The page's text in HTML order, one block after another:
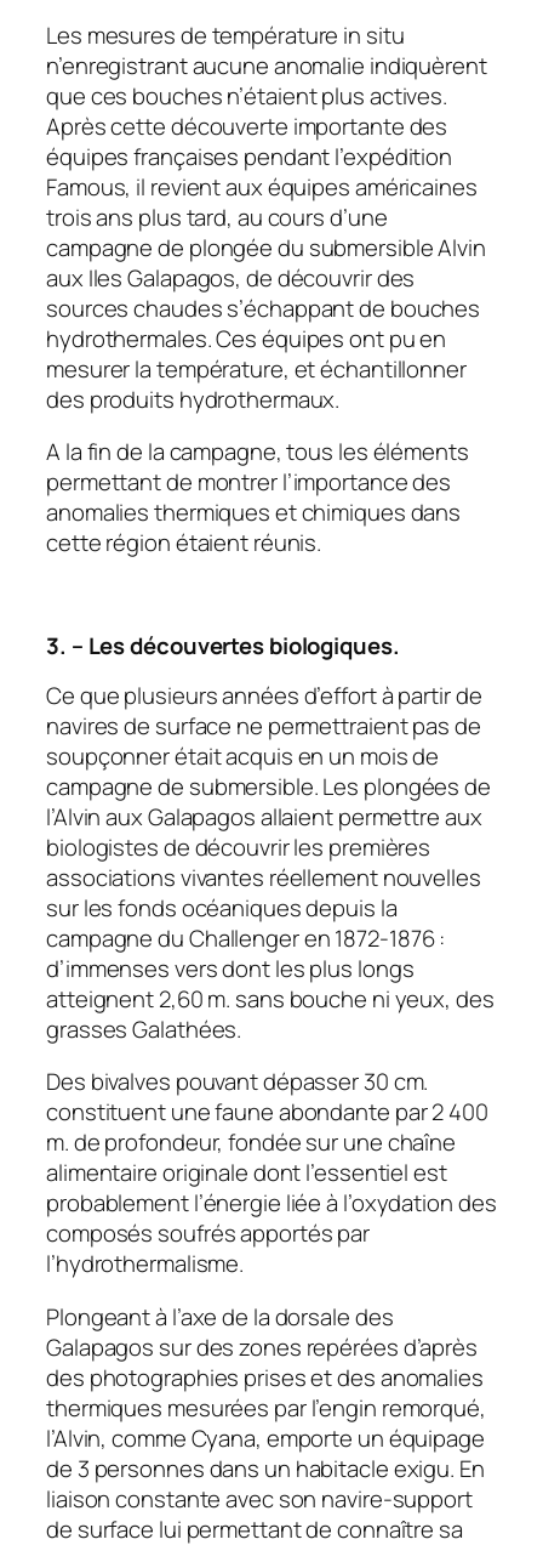
Les mesures de température in situ
n’enregistrant aucune anomalie indiquèrent
que ces bouches n’étaient plus actives.
Après cette découverte importante des
équipes françaises pendant l’expédition
Famous, il revient aux équipes américaines
trois ans plus tard, au cours d’une
campagne de plongée du submersible Alvin
aux Iles Galapagos, de découvrir des
sources chaudes s’échappant de bouches
hydrothermales. Ces équipes ont pu en
mesurer la température, et échantillonner
des produits hydro­thermaux.
A la fin de la campagne, tous les éléments
permettant de montrer l’importance des
anomalies thermiques et chimiques dans
cette région étaient réunis.
3. – Les découvertes biologiques.
Ce que plusieurs années d’effort à partir de
navires de surface ne permettraient pas de
soupçonner était acquis en un mois de
campagne de submersible. Les plongées de
l’Alvin aux Galapagos allaient permettre aux
biologistes de découvrir les premières
associations vivantes réellement nouvelles
sur les fonds océaniques depuis la
campagne du Challenger en 1872-1876 :
d’immenses vers dont les plus longs
atteignent 2,60 m. sans bouche ni yeux, des
grasses Galathées.
Des bivalves pouvant dépasser 30 cm.
constituent une faune abondante par 2 400
m. de profondeur, fondée sur une chaîne
alimentaire originale dont l’essentiel est
probablement l’énergie liée à l’oxydation des
composés soufrés apportés par
l’hydrothermalisme.
Plongeant à l’axe de la dorsale des
Galapagos sur des zones repérées d’après
des photographies prises et des anomalies
thermiques mesurées par l’engin remorqué,
l’Alvin, comme Cyana, emporte un équipage
de 3 personnes dans un habitacle exigu. En
liaison constante avec son navire-support
de surface lui permettant de connaître sa